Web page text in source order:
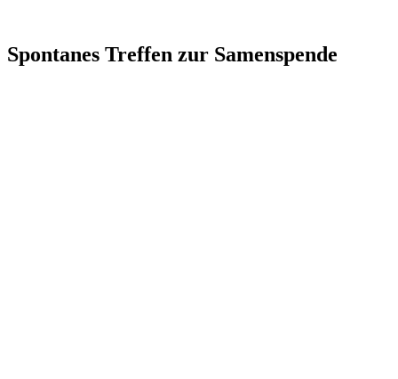
Spontanes Treffen zur Samenspende